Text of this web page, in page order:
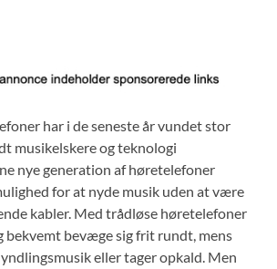
har i de seneste år vundet stor
musikelskere og teknologi
nye generation af høretelefoner
for at nyde musik uden at være
kabler. Med trådløse høretelefoner
bekvemt bevæge sig frit rundt, mens
eller tager opkald. Men